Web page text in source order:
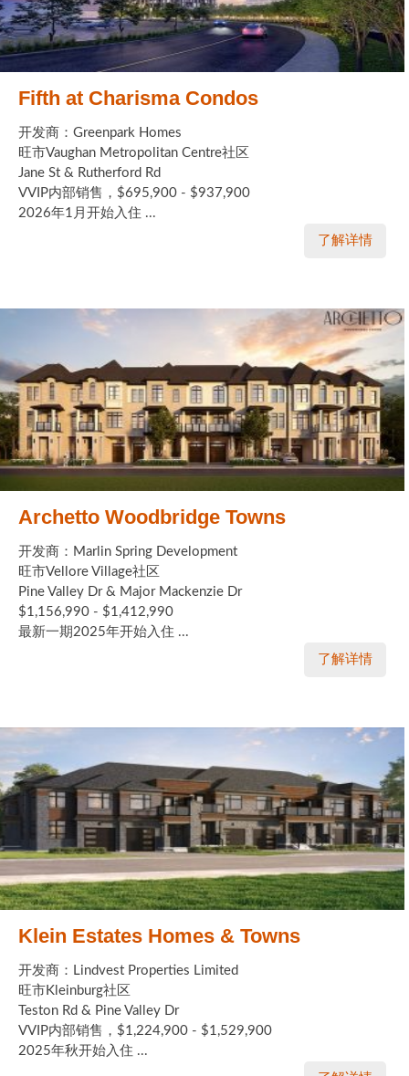
Fifth at Charisma Condos
开发商：Greenpark Homes
旺市Vaughan Metropolitan Centre社区
Jane St & Rutherford Rd
VVIP内部销售，$695,900 - $937,900
2026年1月开始入住 ...
了解详情
Archetto Woodbridge Towns
开发商：Marlin Spring Development
旺市Vellore Village社区
Pine Valley Dr & Major Mackenzie Dr
$1,156,990 - $1,412,990
最新一期2025年开始入住 ...
了解详情
Klein Estates Homes & Towns
开发商：Lindvest Properties Limited
旺市Kleinburg社区
Teston Rd & Pine Valley Dr
VVIP内部销售，$1,224,900 - $1,529,900
2025年秋开始入住 ...